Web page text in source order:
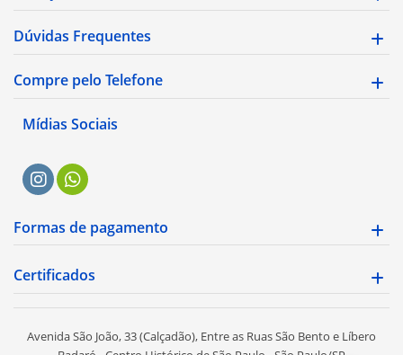
Dúvidas Frequentes
Compre pelo Telefone
Mídias Sociais
Formas de pagamento
Certificados
Avenida São João, 33 (Calçadão), Entre as Ruas São Bento e Líbero